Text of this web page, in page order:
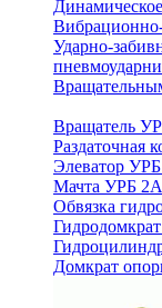
Ударно-
Вращатель
Раздаточная
Элеватор
Мачта УРБ
Обвязка
Домкрат